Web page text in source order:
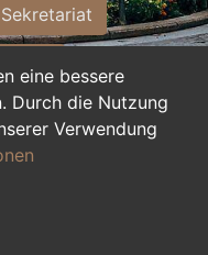
eine bessere
Durch die Nutzung
Verwendung